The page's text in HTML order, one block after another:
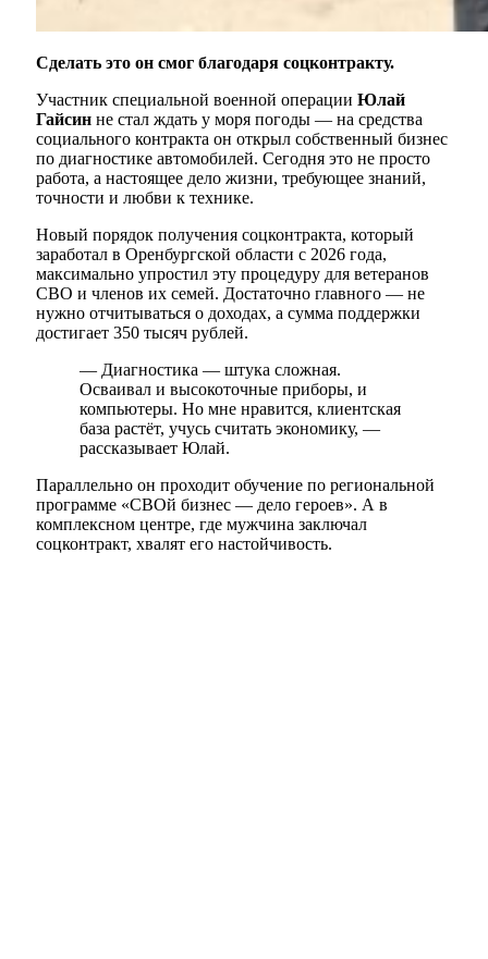
Сделать это он смог благодаря соцконтракту.
Участник специальной военной операции Юлай
Гайсин не стал ждать у моря погоды — на средства
социального контракта он открыл собственный бизнес
по диагностике автомобилей. Сегодня это не просто
работа, а настоящее дело жизни, требующее знаний,
точности и любви к технике.
Новый порядок получения соцконтракта, который
заработал в Оренбургской области с 2026 года,
максимально упростил эту процедуру для ветеранов
СВО и членов их семей. Достаточно главного — не
нужно отчитываться о доходах, а сумма поддержки
достигает 350 тысяч рублей.
— Диагностика — штука сложная.
Осваивал и высокоточные приборы, и
компьютеры. Но мне нравится, клиентская
база растёт, учусь считать экономику, —
рассказывает Юлай.
Параллельно он проходит обучение по региональной
программе «СВОй бизнес — дело героев». А в
комплексном центре, где мужчина заключал
соцконтракт, хвалят его настойчивость.